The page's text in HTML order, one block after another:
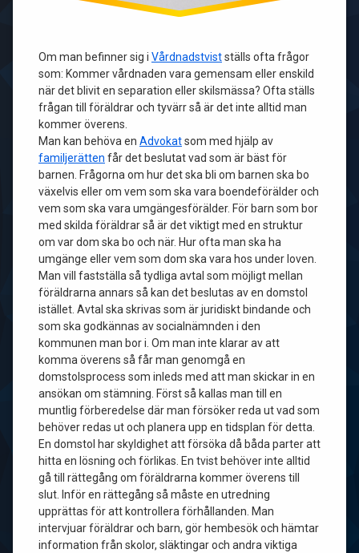
Om man befinner sig i Vårdnadstvistställs ofta frågor
som: Kommer vårdnaden vara gemensam eller enskild
när det blivit en separation eller skilsmässa? Ofta ställs
frågan till föräldrar och tyvärr så är det inte alltid man
kommer överens.
Man kan behöva en Advokatsom med hjälp av
familjerätten får det beslutat vad som är bäst för
barnen. Frågorna om hur det ska bli om barnen ska bo
växelvis eller om vem som ska vara boendeförälder och
vem som ska vara umgängesförälder. För barn som bor
med skilda föräldrar så är det viktigt med en struktur
om var dom ska bo och när. Hur ofta man ska ha
umgänge eller vem som dom ska vara hos under loven.
Man vill fastställa så tydliga avtal som möjligt mellan
föräldrarna annars så kan det beslutas av en domstol
istället. Avtal ska skrivas som är juridiskt bindande och
som ska godkännas av socialnämnden i den
kommunen man bor i. Om man inte klarar av att
komma överens så får man genomgå en
domstolsprocess som inleds med att man skickar in en
ansökan om stämning. Först så kallas man till en
muntlig förberedelse där man försöker reda ut vad som
behöver redas ut och planera upp en tidsplan för detta.
En domstol har skyldighet att försöka då båda parter att
hitta en lösning och förlikas. En tvist behöver inte alltid
gå till rättegång om föräldrarna kommer överens till
slut. Inför en rättegång så måste en utredning
upprättas för att kontrollera förhållanden. Man
intervjuar föräldrar och barn, gör hembesök och hämtar
information från skolor, släktingar och andra viktiga